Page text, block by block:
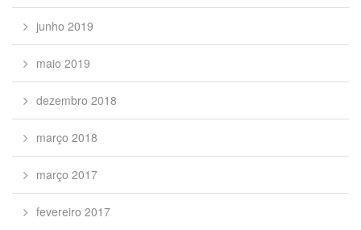
junho 2019
maio 2019
dezembro 2018
março 2018
março 2017
fevereiro 2017